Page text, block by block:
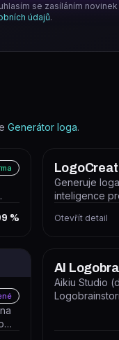
se zasíláním novinek
údajů.
Generátor loga.
%
Generuje
inteligence
Otevřít detail
AI
Aikiu Studio